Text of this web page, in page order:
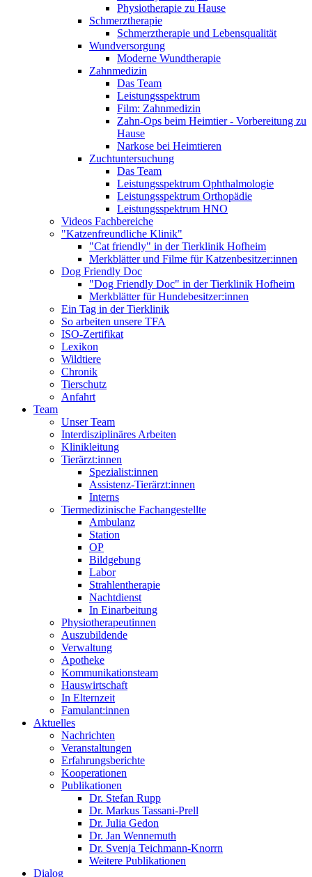
Physiotherapie zu Hause
Schmerztherapie
Schmerztherapie und Lebensqualität
Wundversorgung
Moderne Wundtherapie
Zahnmedizin
Das Team
Leistungsspektrum
Film: Zahnmedizin
Zahn-Ops beim Heimtier - Vorbereitung zu
Hause
Narkose bei Heimtieren
Zuchtuntersuchung
Das Team
Leistungsspektrum Ophthalmologie
Leistungsspektrum Orthopädie
Leistungsspektrum HNO
Videos Fachbereiche
"Katzenfreundliche Klinik"
"Cat friendly" in der Tierklinik Hofheim
Merkblätter und Filme für Katzenbesitzer:innen
Dog Friendly Doc
"Dog Friendly Doc" in der Tierklinik Hofheim
Merkblätter für Hundebesitzer:innen
Ein Tag in der Tierklinik
So arbeiten unsere TFA
ISO-Zertifikat
Lexikon
Wildtiere
Chronik
Tierschutz
Anfahrt
Team
Unser Team
Interdisziplinäres Arbeiten
Klinikleitung
Tierärzt:innen
Spezialist:innen
Assistenz-Tierärzt:innen
Interns
Tiermedizinische Fachangestellte
Ambulanz
Station
OP
Bildgebung
Labor
Strahlentherapie
Nachtdienst
In Einarbeitung
Physiotherapeutinnen
Auszubildende
Verwaltung
Apotheke
Kommunikationsteam
Hauswirtschaft
In Elternzeit
Famulant:innen
Aktuelles
Nachrichten
Veranstaltungen
Erfahrungsberichte
Kooperationen
Publikationen
Dr. Stefan Rupp
Dr. Markus Tassani-Prell
Dr. Julia Gedon
Dr. Jan Wennemuth
Dr. Svenja Teichmann-Knorrn
Weitere Publikationen
Dialog